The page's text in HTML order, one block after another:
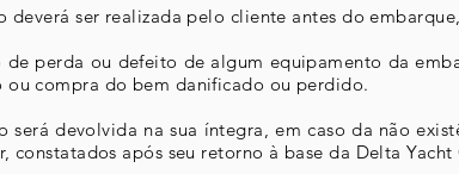
deverá ser realizada pelo cliente antes do
de perda ou defeito de algum equipamento da
ou compra do bem danificado ou perdido.
será devolvida na sua íntegra, em caso da não
constatados após seu retorno à base da Delta Yacht